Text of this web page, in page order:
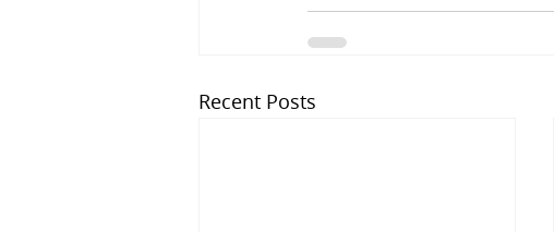
Recent Posts